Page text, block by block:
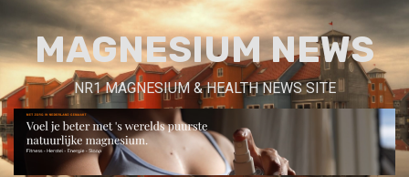
contentMAGNESIUM NEWS
NR1 MAGNESIUM & HEALTH NEWS SITE